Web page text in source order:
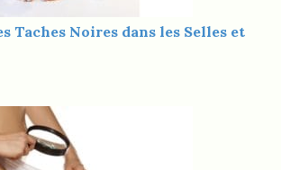
Taches Noires dans les Selles et